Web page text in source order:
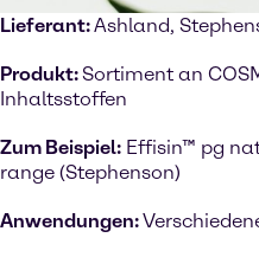
Lieferant:Ashland,
Produkt:Sortiment an
Inhaltsstoffen
Zum Beispiel: Effisin™ pg
range (Stephenson)
Anwendungen: